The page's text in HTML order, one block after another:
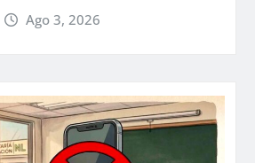
Ago 3, 2026